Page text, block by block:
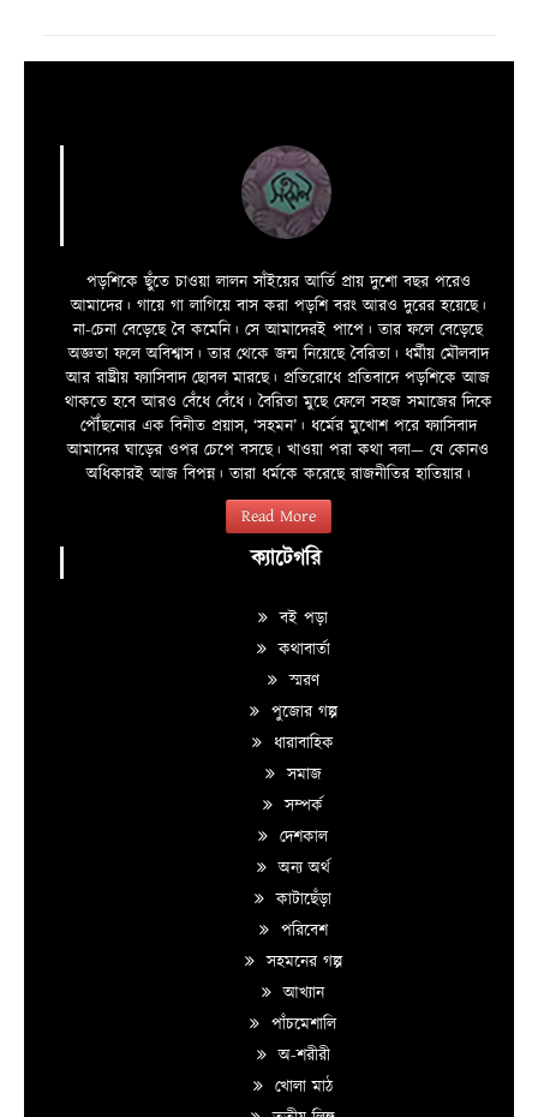
পড়শিকে ছুঁতে চাওয়া লালন সাঁইয়ের আর্তি প্রায় দুশো বছর পরেও
আমাদের। গায়ে গা লাগিয়ে বাস করা পড়শি বরং আরও দুরের হয়েছে।
না-চেনা বেড়েছে বৈ কমেনি। সে আমাদেরই পাপে। তার ফলে বেড়েছে
অজ্ঞতা ফলে অবিশ্বাস। তার থেকে জন্ম নিয়েছে বৈরিতা। ধর্মীয় মৌলবাদ
আর রাষ্ট্রীয় ফ্যাসিবাদ ছোবল মারছে। প্রতিরোধে প্রতিবাদে পড়শিকে আজ
থাকতে হবে আরও বেঁধে বেঁধে। বৈরিতা মুছে ফেলে সহজ সমাজের দিকে
পৌঁছনোর এক বিনীত প্রয়াস, ‘সহমন’। ধর্মের মুখোশ পরে ফ্যাসিবাদ
আমাদের ঘাড়ের ওপর চেপে বসছে। খাওয়া পরা কথা বলা—­­ যে কোনও
অধিকারই আজ বিপন্ন। তারা ধর্মকে করেছে রাজনীতির হাতিয়ার।
Read More
ক্যাটেগরি
বই পড়া
কথাবার্তা
স্মরণ
পুজোর গল্প
ধারাবাহিক
সমাজ
সম্পর্ক
দেশকাল
অন্য অর্থ
কাটাছেঁড়া
পরিবেশ
সহমনের গল্প
আখ্যান
পাঁচমেশালি
অ-শরীরী
খোলা মাঠ